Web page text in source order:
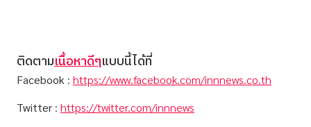
ติดตามเนื้อหาดีๆแบบนี้ได้ที่
Facebook : https://www.facebook.com/innnews.co.th
Twitter : https://twitter.com/innnews